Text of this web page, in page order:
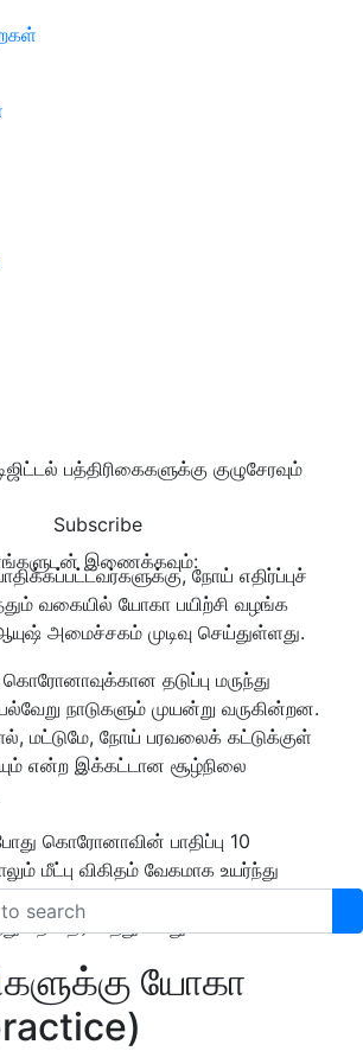
பத்திரிகைகளுக்கு குழுசேரவும்
Subscribe
இணைக்கவும்:
நோய் எதிர்ப்புச்
வகையில் யோகா பயிற்சி வழங்க
அமைச்சகம் முடிவு செய்துள்ளது.
தடுப்பு மருந்து
நாடுகளும் முயன்று வருகின்றன.
மட்டுமே, நோய் பரவலைக் கட்டுக்குள்
என்ற இக்கட்டான சூழ்நிலை
கொரோனாவின் பாதிப்பு 10
மீட்பு விகிதம் வேகமாக உயர்ந்து
அது 63.33 சதவீதமாக உள்ளதாக
தெரிவித்துள்ளது.
யோகா